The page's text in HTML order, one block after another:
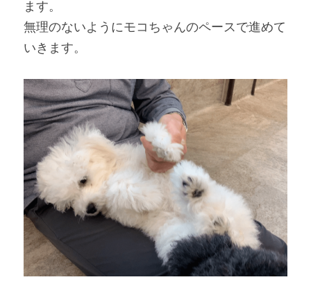
ます。
無理のないようにモコちゃんのペースで進めて
いきます。